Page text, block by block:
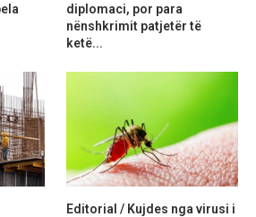
diplomaci, por para
nënshkrimit patjetër të
ketë...
Editorial / Kujdes nga virusi i